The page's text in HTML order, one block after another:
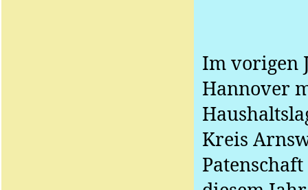
Im vorigen
Hannover
Kreis